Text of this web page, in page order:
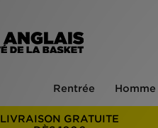
Rentrée Homme
LIVRAISON GRATUITE